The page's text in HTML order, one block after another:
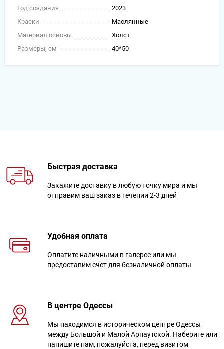
Год создания
2023
Краски
Маслянные
Материал основы
Холст
Размеры, см
40*50
Быстрая доставка
Закажите доставку в любую точку мира и мы
отправим ваш заказ в течении 2-3 дней
Удобная оплата
Оплатите наличными в галерее или мы
предоставим счет для безналичной оплаты
В центре Одессы
Мы находимся в историческом центре Одессы
между Большой и Малой Арнаутской. Наберите или
напишите нам, пожалуйста, перед визитом